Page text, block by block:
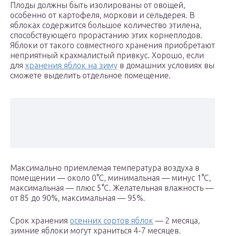
Плоды должны быть изолированы от овощей,
особенно от картофеля, моркови и сельдерея. В
яблоках содержится большое количество этилена,
способствующего прорастанию этих корнеплодов.
Яблоки от такого совместного хранения приобретают
неприятный крахмалистый привкус. Хорошо, если
для хранения яблок на зиму в домашних условиях вы
сможете выделить отдельное помещение.
Максимально приемлемая температура воздуха в
помещении — около 0°С, минимальная — минус 1°С,
максимальная — плюс 5°С. Желательная влажность —
от 85 до 90%, максимальная — 95%.
Срок хранения осенних сортов яблок — 2 месяца,
зимние яблоки могут храниться 4-7 месяцев.